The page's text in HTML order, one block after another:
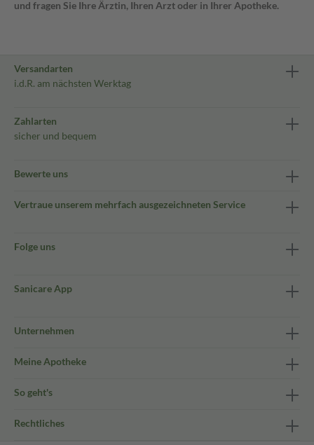
und fragen Sie Ihre Ärztin, Ihren Arzt oder in Ihrer Apotheke.
Versandarten
i.d.R. am nächsten Werktag
Zahlarten
sicher und bequem
Bewerte uns
Vertraue unserem mehrfach ausgezeichneten Service
Folge uns
Sanicare App
Unternehmen
Meine Apotheke
So geht's
Rechtliches